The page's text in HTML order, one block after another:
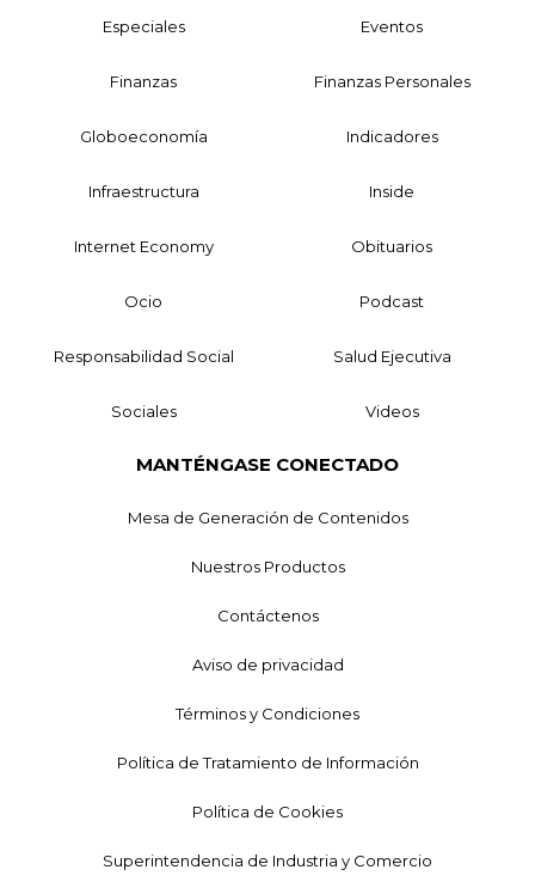
Especiales Eventos
Finanzas Finanzas Personales
Globoeconomía Indicadores
Infraestructura Inside
Internet Economy Obituarios
Ocio Podcast
Responsabilidad Social Salud Ejecutiva
Sociales Videos
MANTÉNGASE CONECTADO
Mesa de Generación de Contenidos
Nuestros Productos
Contáctenos
Aviso de privacidad
Términos y Condiciones
Política de Tratamiento de Información
Política de Cookies
Superintendencia de Industria y Comercio